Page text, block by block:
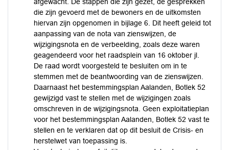
die zijn gevoerd met de bewoners en de uitkomsten
hiervan zijn opgenomen in bijlage 6. Dit heeft geleid tot
aanpassing van de nota van zienswijzen, de
wijzigingsnota en de verbeelding, zoals deze waren
geagendeerd voor het raadsplein van 16 oktober jl.
De raad wordt voorgesteld te besluiten om in te
stemmen met de beantwoording van de zienswijzen.
Daarnaast het bestemmingsplan Aalanden, Botlek 52
gewijzigd vast te stellen met de wijzigingen zoals
omschreven in de wijzigingsnota. Geen exploitatieplan
voor het bestemmingsplan Aalanden, Botlek 52 vast te
stellen en te verklaren dat op dit besluit de Crisis- en
herstelwet van toepassing is.